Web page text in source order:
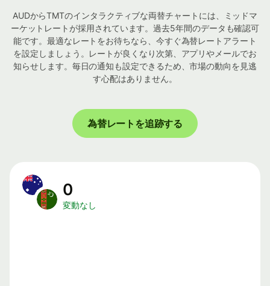
AUDからTMTのインタラクティブな両替チャートには、ミッドマ
ーケットレートが採用されています。過去5年間のデータも確認可
能です。最適なレートをお待ちなら、今すぐ為替レートアラート
を設定しましょう。レートが良くなり次第、アプリやメールでお
知らせします。毎日の通知も設定できるため、市場の動向を見逃
す心配はありません。
為替レートを追跡する
0
変動なし